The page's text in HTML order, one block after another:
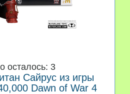
осталось: 3
Сайрус из игры
Dawn of War 4